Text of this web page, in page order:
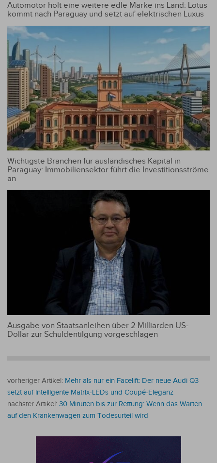
Automotor holt eine weitere edle Marke ins Land: Lotus
kommt nach Paraguay und setzt auf elektrischen Luxus
Wichtigste Branchen für ausländisches Kapital in
Paraguay: Immobiliensektor führt die Investitionsströme
an
Ausgabe von Staatsanleihen über 2 Milliarden US-
Dollar zur Schuldentilgung vorgeschlagen
vorheriger Artikel: Mehr als nur ein Facelift: Der neue Audi Q3
setzt auf intelligente Matrix-LEDs und Coupé-Eleganz
nächster Artikel: 30 Minuten bis zur Rettung: Wenn das Warten
auf den Krankenwagen zum Todesurteil wird